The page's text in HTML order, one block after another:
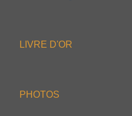
LIVRE D'OR
PHOTOS